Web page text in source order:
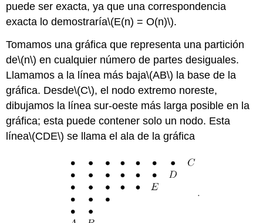
puede ser exacta, ya que una correspondencia
exacta lo demostraría\(E(n) = O(n)\).
Tomamos una gráfica que representa una partición
de\(n\) en cualquier número de partes desiguales.
Llamamos a la línea más baja\(AB\) la base de la
gráfica. Desde\(C\), el nodo extremo noreste,
dibujamos la línea sur-oeste más larga posible en la
gráfica; esta puede contener solo un nodo. Esta
línea\(CDE\) se llama el ala de la gráfica